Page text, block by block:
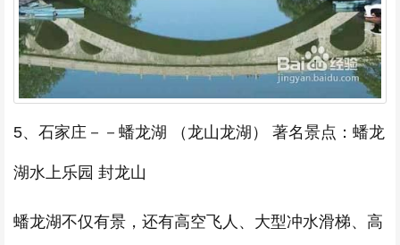
5、石家庄－－蟠龙湖 （龙山龙湖） 著名景点：蟠龙
湖水上乐园 封龙山
蟠龙湖不仅有景，还有高空飞人、大型冲水滑梯、高